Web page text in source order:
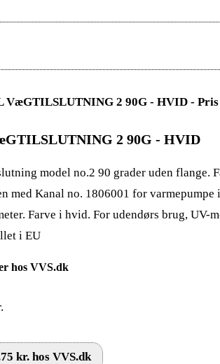
2 90G - HVID
model no.2 90 grader uden flange.
med Kanal no. 1806001 for
Farve i hvid. For udendørs brug, UV-
i EU
hos VVS.dk
kr. hos VVS.dk